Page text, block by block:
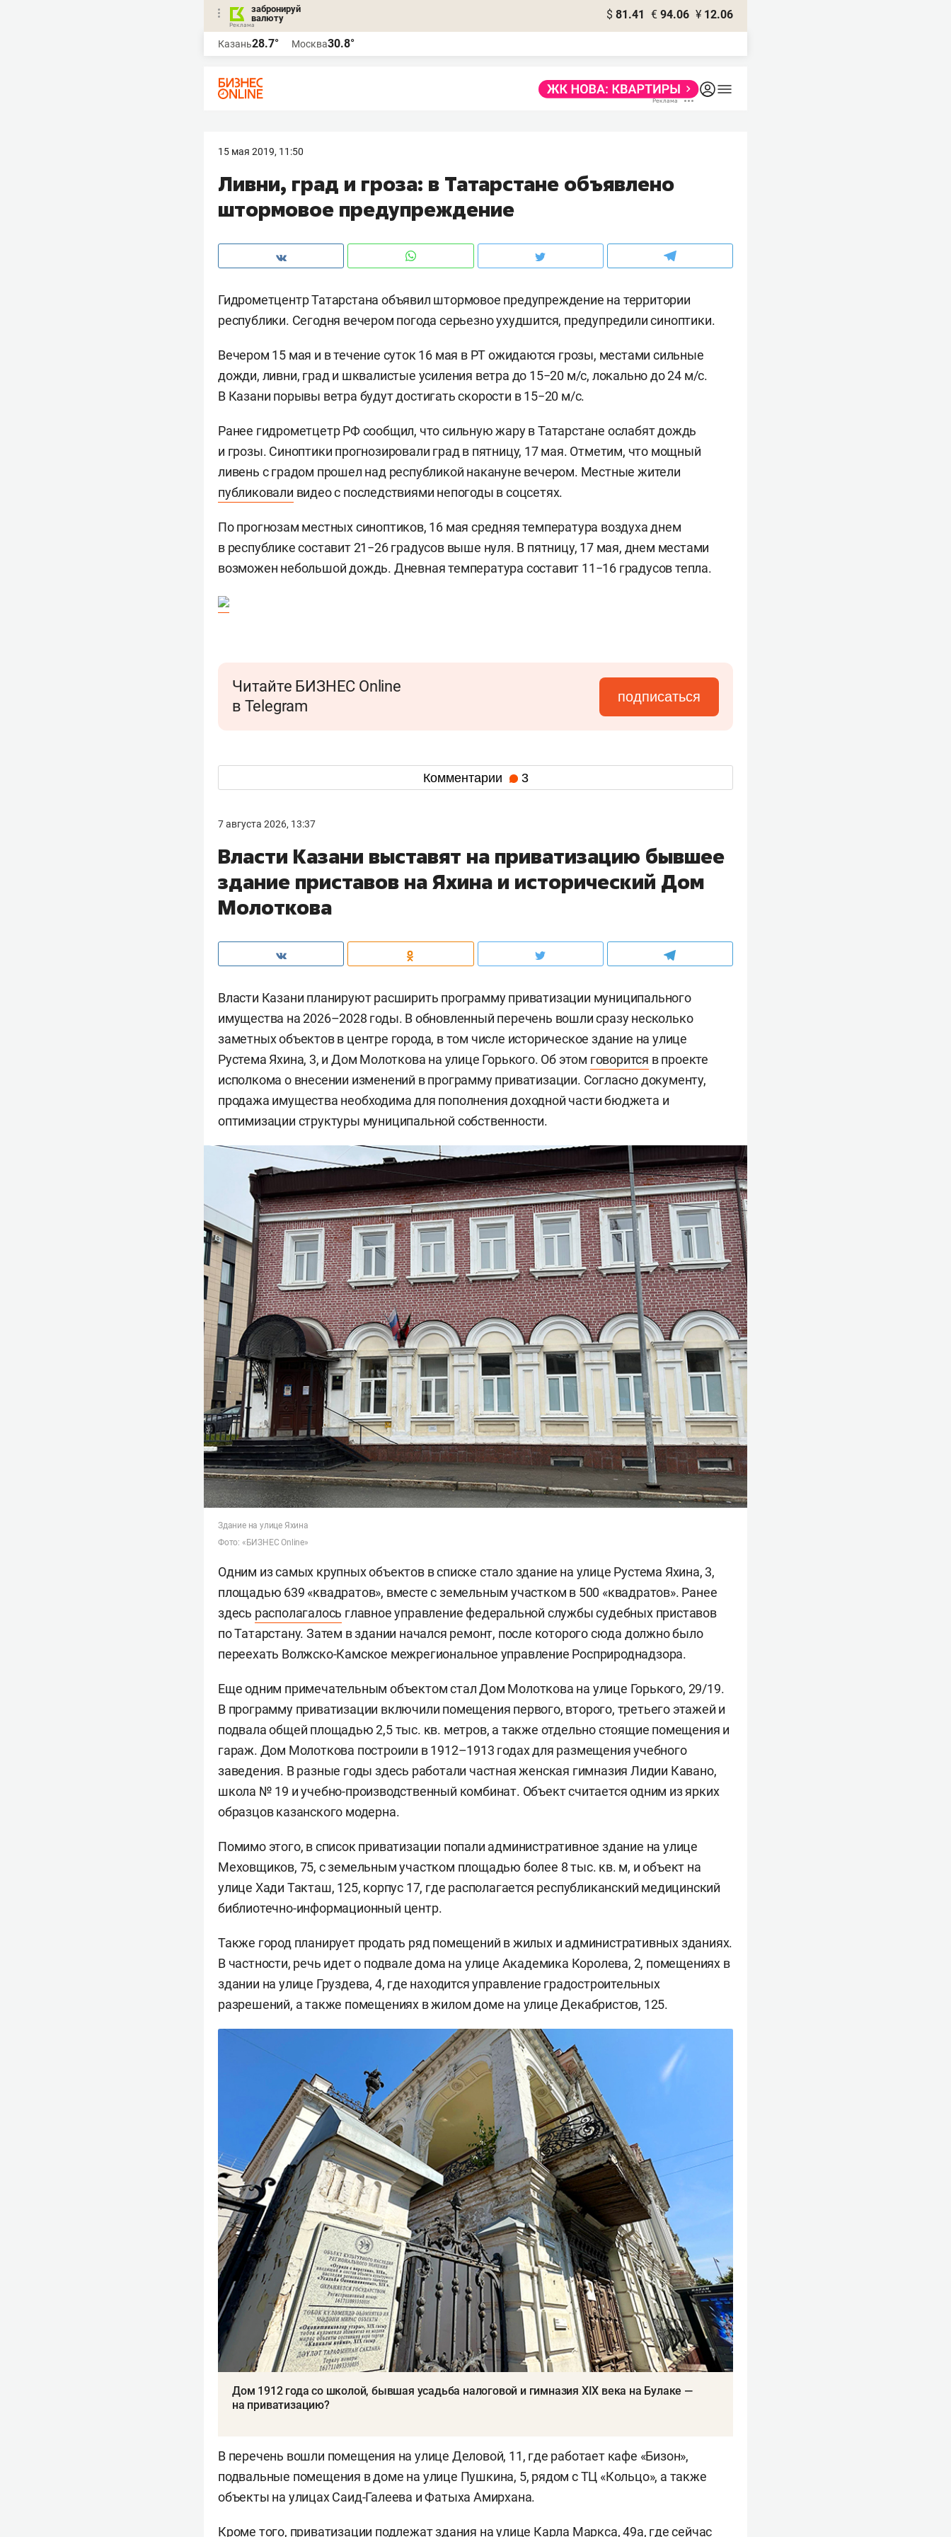
забронируй
валюту
$ 81.41 € 94.06 ¥ 12.06
Казань28.7° Москва30.8°
15 мая 2019, 11:50
Ливни, град и гроза: в Татарстане объявлено
штормовое предупреждение
Гидрометцентр Татарстана объявил штормовое предупреждение на территории
республики. Сегодня вечером погода серьезно ухудшится, предупредили синоптики.
Вечером 15 мая и в течение суток 16 мая в РТ ожидаются грозы, местами сильные
дожди, ливни, град и шквалистые усиления ветра до 15−20 м/с, локально до 24 м/с.
В Казани порывы ветра будут достигать скорости в 15−20 м/с.
Ранее гидрометцетр РФ сообщил, что сильную жару в Татарстане ослабят дождь
и грозы. Синоптики прогнозировали град в пятницу, 17 мая. Отметим, что мощный
ливень с градом прошел над республикой накануне вечером. Местные жители
публиковали видео с последствиями непогоды в соцсетях.
По прогнозам местных синоптиков, 16 мая средняя температура воздуха днем
в республике составит 21−26 градусов выше нуля. В пятницу, 17 мая, днем местами
возможен небольшой дождь. Дневная температура составит 11−16 градусов тепла.
Читайте БИЗНЕС Online
в Telegram
подписаться
Комментарии 3
7 августа 2026, 13:37
Власти Казани выставят на приватизацию бывшее
здание приставов на Яхина и исторический Дом
Молоткова
Власти Казани планируют расширить программу приватизации муниципального
имущества на 2026–2028 годы. В обновленный перечень вошли сразу несколько
заметных объектов в центре города, в том числе историческое здание на улице
Рустема Яхина, 3, и Дом Молоткова на улице Горького. Об этом говорится в проекте
исполкома о внесении изменений в программу приватизации. Согласно документу,
продажа имущества необходима для пополнения доходной части бюджета и
оптимизации структуры муниципальной собственности.
Здание на улице Яхина
Фото: «БИЗНЕС Online»
Одним из самых крупных объектов в списке стало здание на улице Рустема Яхина, 3,
площадью 639 «квадратов», вместе с земельным участком в 500 «квадратов». Ранее
здесь располагалось главное управление федеральной службы судебных приставов
по Татарстану. Затем в здании начался ремонт, после которого сюда должно было
переехать Волжско-Камское межрегиональное управление Росприроднадзора.
Еще одним примечательным объектом стал Дом Молоткова на улице Горького, 29/19.
В программу приватизации включили помещения первого, второго, третьего этажей и
подвала общей площадью 2,5 тыс. кв. метров, а также отдельно стоящие помещения и
гараж. Дом Молоткова построили в 1912–1913 годах для размещения учебного
заведения. В разные годы здесь работали частная женская гимназия Лидии Кавано,
школа № 19 и учебно-производственный комбинат. Объект считается одним из ярких
образцов казанского модерна.
Помимо этого, в список приватизации попали административное здание на улице
Меховщиков, 75, с земельным участком площадью более 8 тыс. кв. м, и объект на
улице Хади Такташ, 125, корпус 17, где располагается республиканский медицинский
библиотечно-информационный центр.
Также город планирует продать ряд помещений в жилых и административных зданиях.
В частности, речь идет о подвале дома на улице Академика Королева, 2, помещениях в
здании на улице Груздева, 4, где находится управление градостроительных
разрешений, а также помещениях в жилом доме на улице Декабристов, 125.
Дом 1912 года со школой, бывшая усадьба налоговой и гимназия XIX века на Булаке —
на приватизацию?
В перечень вошли помещения на улице Деловой, 11, где работает кафе «Бизон»,
подвальные помещения в доме на улице Пушкина, 5, рядом с ТЦ «Кольцо», а также
объекты на улицах Саид-Галеева и Фатыха Амирхана.
Кроме того, приватизации подлежат здания на улице Карла Маркса, 49а, где сейчас